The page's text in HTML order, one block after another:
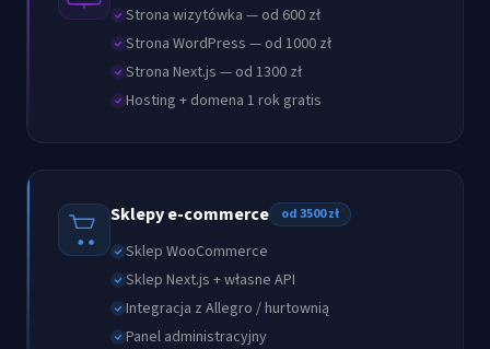
Strona wizytówka — od 600 zł
Strona WordPress — od 1000 zł
Strona Next.js — od 1300 zł
Hosting + domena 1 rok gratis
Sklepy e-commerce od 3500 zł
Sklep WooCommerce
Sklep Next.js + własne API
Integracja z Allegro / hurtownią
Panel administracyjny